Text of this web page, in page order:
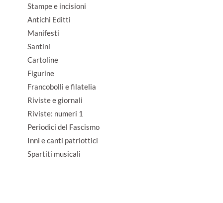
Stampe e incisioni
Antichi Editti
Manifesti
Santini
Cartoline
Figurine
Francobolli e filatelia
Riviste e giornali
Riviste: numeri 1
Periodici del Fascismo
Inni e canti patriottici
Spartiti musicali